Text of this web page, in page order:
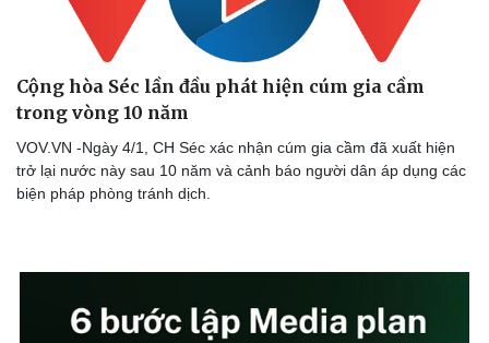
Cộng hòa Séc lần đầu phát hiện cúm gia cầm
trong vòng 10 năm
VOV.VN -Ngày 4/1, CH Séc xác nhận cúm gia cầm đã xuất hiện
trở lại nước này sau 10 năm và cảnh báo người dân áp dụng các
biện pháp phòng tránh dịch.